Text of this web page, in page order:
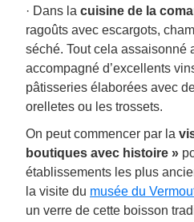
· Dans la cuisine de la
ragoûts avec escargots,
séché. Tout cela assaisonné
accompagné d’excellents
pâtisseries élaborées avec
orelletes ou les trossets.
On peut commencer par la
boutiques avec histoire »
établissements les plus
la visite du musée du
un verre de cette boisson